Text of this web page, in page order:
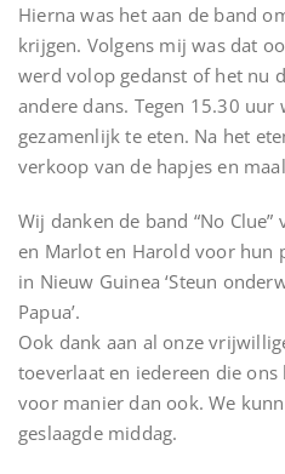
Hierna was het aan de band
krijgen. Volgens mij was dat
werd volop gedanst of het nu
andere dans. Tegen 15.30
gezamenlijk te eten. Na het
verkoop van de hapjes en
Wij danken de band “No
en Marlot en Harold voor hun
in Nieuw Guinea ‘Steun
Papua’.
Ook dank aan al onze
toeverlaat en iedereen die
voor manier dan ook. We
geslaagde middag.